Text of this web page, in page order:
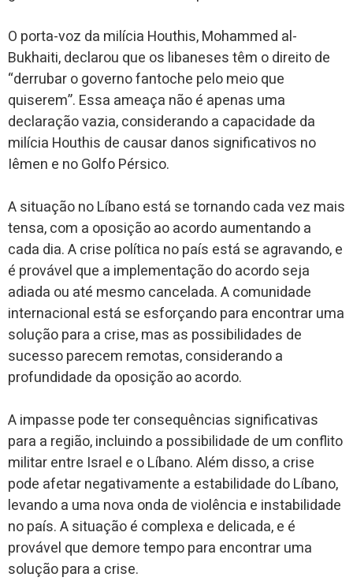
O porta-voz da milícia Houthis, Mohammed al-
Bukhaiti, declarou que os libaneses têm o direito de
“derrubar o governo fantoche pelo meio que
quiserem”. Essa ameaça não é apenas uma
declaração vazia, considerando a capacidade da
milícia Houthis de causar danos significativos no
Iêmen e no Golfo Pérsico.
A situação no Líbano está se tornando cada vez mais
tensa, com a oposição ao acordo aumentando a
cada dia. A crise política no país está se agravando, e
é provável que a implementação do acordo seja
adiada ou até mesmo cancelada. A comunidade
internacional está se esforçando para encontrar uma
solução para a crise, mas as possibilidades de
sucesso parecem remotas, considerando a
profundidade da oposição ao acordo.
A impasse pode ter consequências significativas
para a região, incluindo a possibilidade de um conflito
militar entre Israel e o Líbano. Além disso, a crise
pode afetar negativamente a estabilidade do Líbano,
levando a uma nova onda de violência e instabilidade
no país. A situação é complexa e delicada, e é
provável que demore tempo para encontrar uma
solução para a crise.